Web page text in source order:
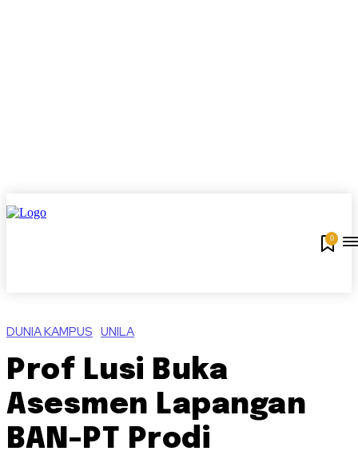
0
DUNIA KAMPUS UNILA
Prof Lusi Buka
Asesmen Lapangan
BAN-PT Prodi